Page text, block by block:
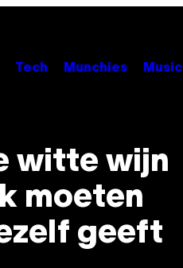
Tech Munchies Music
witte wijn
moeten
geeft